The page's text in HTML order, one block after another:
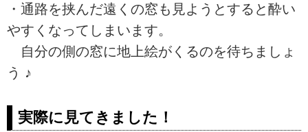
・通路を挟んだ遠くの窓も見ようとすると酔い
やすくなってしまいます。
自分の側の窓に地上絵がくるのを待ちましょ
う ♪
実際に見てきました！